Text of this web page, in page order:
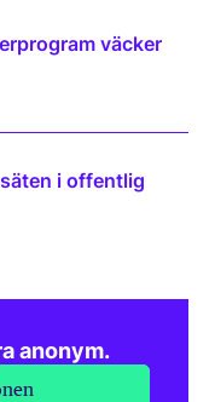
väcker
i offentlig
anonym.